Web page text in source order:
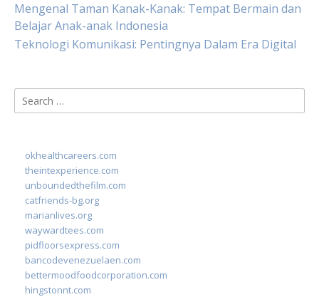
Mengenal Taman Kanak-Kanak: Tempat Bermain dan
Belajar Anak-anak Indonesia
Teknologi Komunikasi: Pentingnya Dalam Era Digital
Search
for:
okhealthcareers.com
theintexperience.com
unboundedthefilm.com
catfriends-bg.org
marianlives.org
waywardtees.com
pidfloorsexpress.com
bancodevenezuelaen.com
bettermoodfoodcorporation.com
hingstonnt.com